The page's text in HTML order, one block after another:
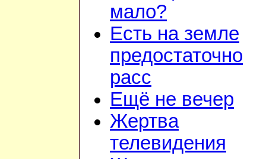
мало?
Есть на земле
предостаточно
расс
Ещё не вечер
Жертва
телевидения